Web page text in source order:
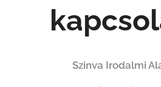
Szinva Irodalmi